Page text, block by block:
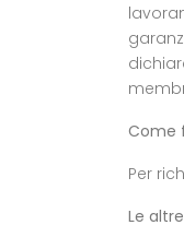
Come
Per
Le